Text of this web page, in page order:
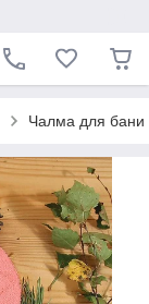
Чалма для бани